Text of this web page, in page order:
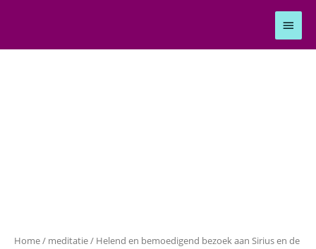
inhoud
Home/ meditatie/ Helend en bemoedigend bezoek aan Sirius en de